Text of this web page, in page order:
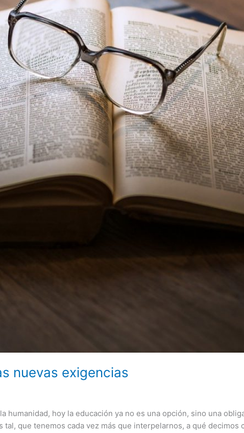
nuevas exigencias
humanidad, hoy la educación ya no es una opción, sino una
que tenemos cada vez más que interpelarnos, a qué decimos